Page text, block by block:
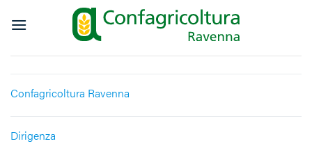
Confagricoltura Ravenna
Dirigenza